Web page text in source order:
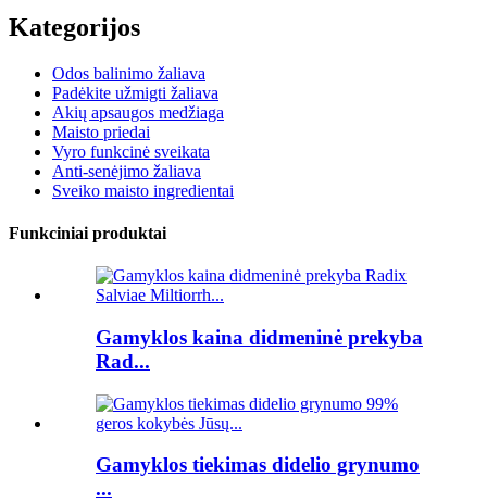
Kategorijos
Odos balinimo žaliava
Padėkite užmigti žaliava
Akių apsaugos medžiaga
Maisto priedai
Vyro funkcinė sveikata
Anti-senėjimo žaliava
Sveiko maisto ingredientai
Funkciniai produktai
Gamyklos kaina didmeninė prekyba
Rad...
Gamyklos tiekimas didelio grynumo
...